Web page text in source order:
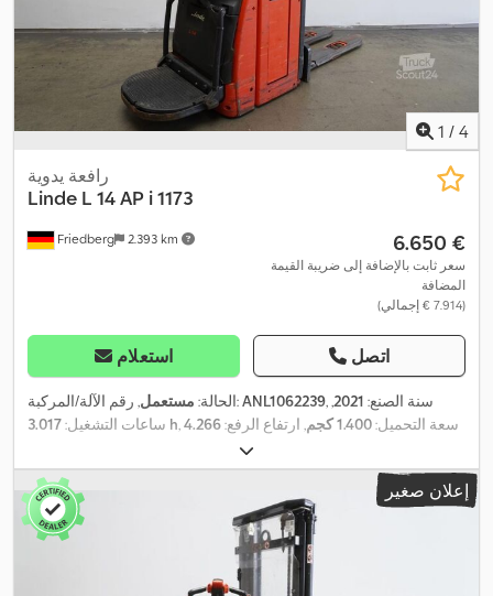
1 / 4
Friedberg 2.393 km
رافعة يدوية
Linde L 14 AP i 1173
‏6.650 €
سعر ثابت بالإضافة إلى ضريبة القيمة
المضافة
(‏7.914 € إجمالي)
استعلام اتصل
الحالة: مستعمل , رقم الآلة/المركبة:ANL1062239 , سنة الصنع: 2021
,
ساعات التشغيل: 3.017 h , سعة التحميل:1.400 كجم , ارتفاع الرفع:4.266
, مركز تحميل الحمولة:
(تريبيليكس), سعة البطارية:375 آه , جهد البطارية: 24 V, عرض إطار
الشوكة:
, طول الشوكات: 1.449 كجم
,
, الطول الكلي: , العرض الكلي:800 مم
,
وقود:كهرباء
إعلان صغير